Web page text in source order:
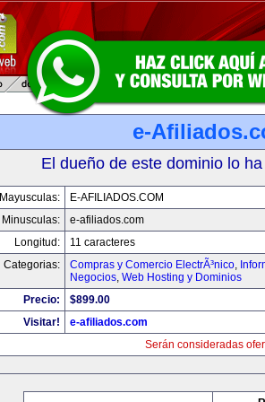
e-
El dueño de este dominio lo
Mayusculas:
E-AFILIADOS.COM
Minusculas:
e-afiliados.com
Longitud:
11 caracteres
Categorias:
Compras y Comercio ElectrÃ³nico,
Negocios, Web Hosting y Dominios
Precio:
$899.00
Visitar!
e-afiliados.com
Serán consideradas